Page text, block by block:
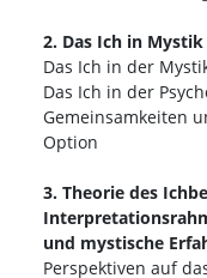
2. Das Ich in
Das Ich in der
Das Ich in der
Gemeinsamkeiten
Option
3. Theorie des
und mystische
Perspektiven auf